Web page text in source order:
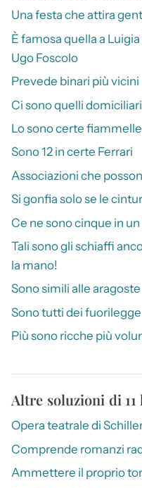
Una festa che attira
È famosa quella a
Ugo Foscolo
Prevede binari più vicini
Ci sono quelli domiciliari
Lo sono certe fiammelle
Sono 12 in certe Ferrari
Associazioni che
Si gonfia solo se le
Ce ne sono cinque in
Tali sono gli schiaffi
la mano!
Sono simili alle aragoste
Sono tutti dei fuorilegge
Più sono ricche più
Altre soluzioni di 11
Opera teatrale di
Comprende romanzi
Ammettere il proprio